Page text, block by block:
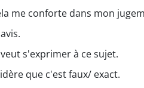
me conforte dans mon
veut s'exprimer à ce sujet.
que c'est faux/ exact.